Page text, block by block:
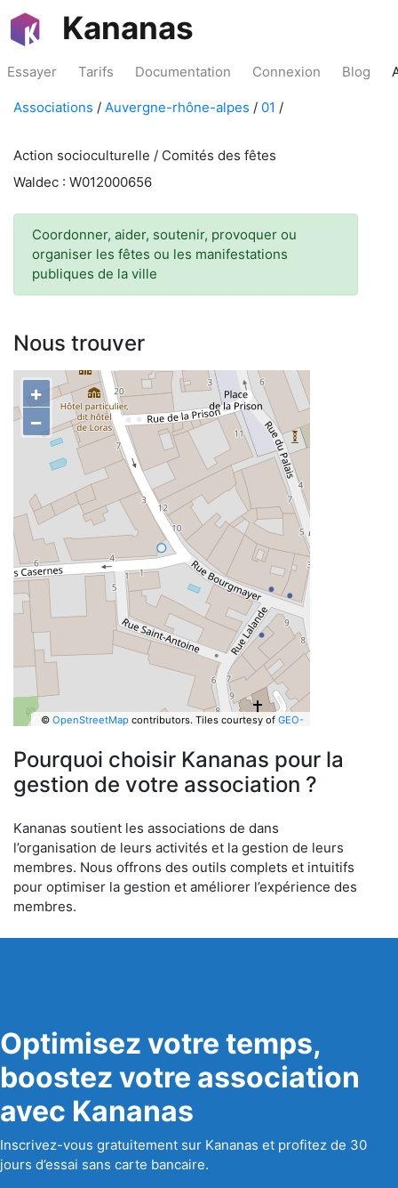
Kananas
Essayer Tarifs Documentation Connexion Blog
Associations / Auvergne-rhône-alpes / 01 /
Action socioculturelle / Comités des fêtes
Waldec : W012000656
Coordonner, aider, soutenir, provoquer ou
organiser les fêtes ou les manifestations
publiques de la ville
Nous trouver
+
−
© OpenStreetMapcontributors. Tiles courtesy of GEO-
Pourquoi choisir Kananas pour la
gestion de votre association ?
Kananas soutient les associations de dans
l’organisation de leurs activités et la gestion de leurs
membres. Nous offrons des outils complets et intuitifs
pour optimiser la gestion et améliorer l’expérience des
membres.
Optimisez votre temps,
boostez votre association
avec Kananas
Inscrivez-vous gratuitement sur Kananas et profitez de 30
jours d’essai sans carte bancaire.